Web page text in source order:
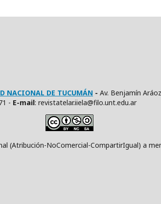
NACIONAL DE TUCUMÁN - Av. Benjamín
- E-mail: revistatelar.iiela@filo.unt.edu.ar
NoComercial-CompartirIgual) a